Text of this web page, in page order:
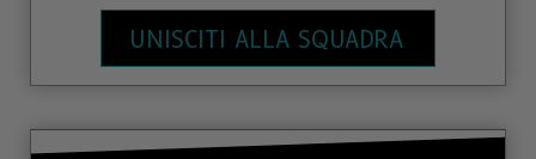
UNISCITI ALLA SQUADRA